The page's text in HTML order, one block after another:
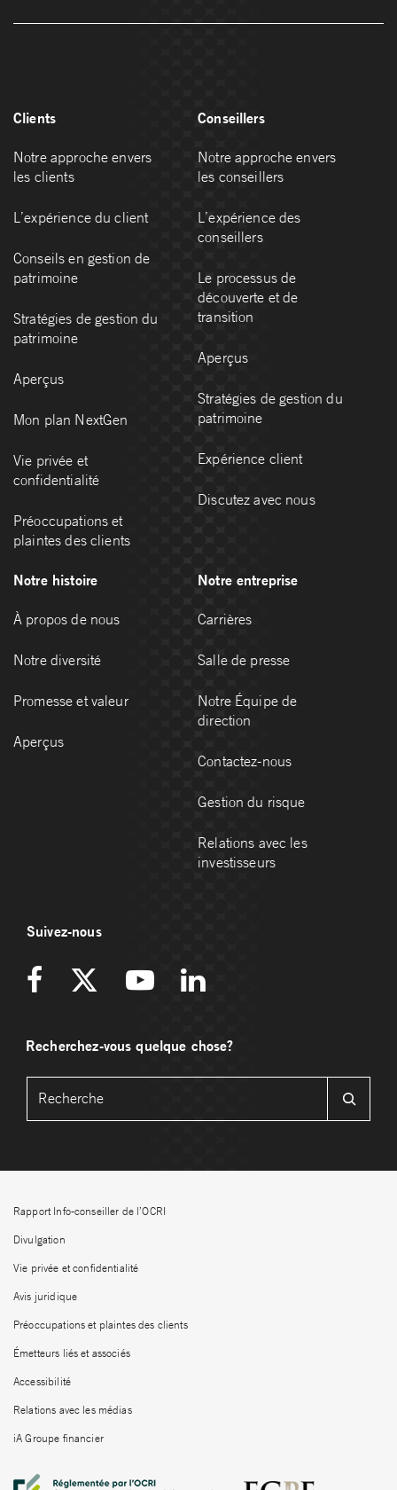
Clients
Notre approche envers
les clients
L’expérience du client
Conseils en gestion de
patrimoine
Stratégies de gestion du
patrimoine
Aperçus
Mon plan NextGen
Vie privée et
confidentialité
Préoccupations et
plaintes des clients
Conseillers
Notre approche envers
les conseillers
L’expérience des
conseillers
Le processus de
découverte et de
transition
Aperçus
Stratégies de gestion du
patrimoine
Expérience client
Discutez avec nous
Notre histoire
À propos de nous
Notre diversité
Promesse et valeur
Aperçus
Notre entreprise
Carrières
Salle de presse
Notre Équipe de
direction
Contactez-nous
Gestion du risque
Relations avec les
investisseurs
Suivez-nous
Recherchez-vous quelque chose?
Rapport Info-conseiller de l’OCRI
Divulgation
Vie privée et confidentialité
Avis juridique
Préoccupations et plaintes des clients
Émetteurs liés et associés
Accessibilité
Relations avec les médias
iA Groupe financier